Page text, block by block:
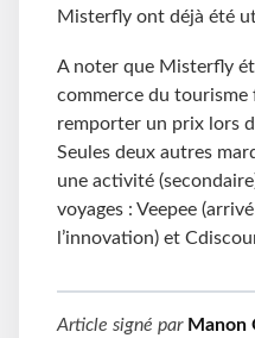
Misterfly ont déjà été
A noter que Misterfly
commerce du tourisme
remporter un prix lors
Seules deux autres
une activité
voyages : Veepee
l’innovation) et
Article signé par Manon